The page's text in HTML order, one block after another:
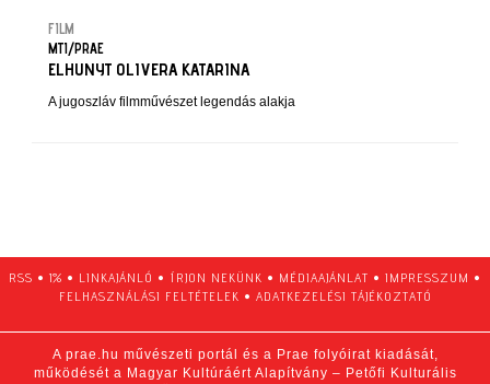
FILM
MTI/PRAE
ELHUNYT OLIVERA KATARINA
A jugoszláv filmművészet legendás alakja
RSS • 1% • LINKAJÁNLÓ • ÍRJON NEKÜNK • MÉDIAAJÁNLAT • IMPRESSZUM •
FELHASZNÁLÁSI FELTÉTELEK • ADATKEZELÉSI TÁJÉKOZTATÓ
A prae.hu művészeti portál és a Prae folyóirat kiadását,
működését a Magyar Kultúráért Alapítvány – Petőfi Kulturális